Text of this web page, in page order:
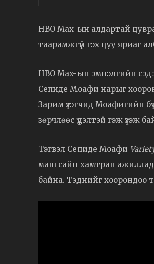
HBO Max-ын алдартай
таарамжгүй гэх цуу яриаг
HBO Max-ын эмнэлгийн
Сепиде Моафи нарыг
Зарим үзэгчид Моафигийн
зөрчлөөс үүдэлтэй гэж үзэж
Тэгвэл Сепиде Моафи
маш сайн хамтран
байна. Тэднийг хоорондоо